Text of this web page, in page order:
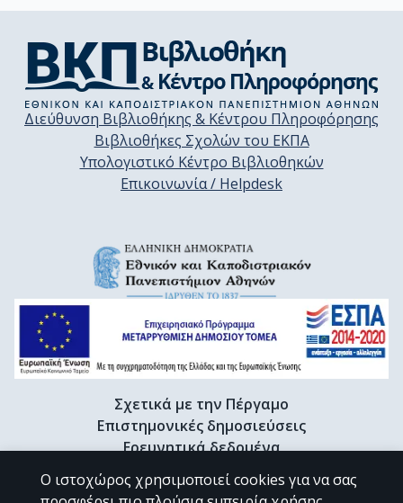
Διεύθυνση Βιβλιοθήκης & Κέντρου Πληροφόρησης
Βιβλιοθήκες Σχολών του ΕΚΠΑ
Υπολογιστικό Κέντρο Βιβλιοθηκών
Επικοινωνία / Helpdesk
Σχετικά με την Πέργαμο
Επιστημονικές δημοσιεύσεις
Ερευνητικά δεδομένα
Διδακτορικές διατριβές & Γκρίζα βιβλιογραφία
Προφίλ Ερευνητή
Ο ιστοχώρος χρησιμοποιεί cookies για να σας